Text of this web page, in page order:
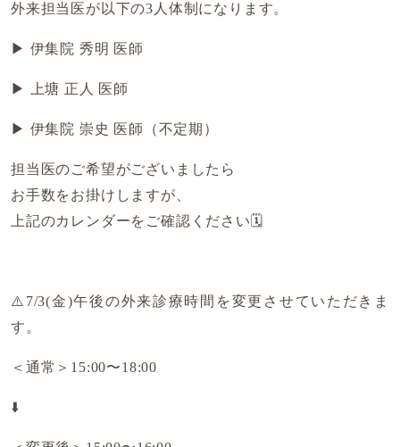
外来担当医が以下の3人体制になります。
▶︎ 伊集院 秀明 医師
▶︎ 上塘 正人 医師
▶︎ 伊集院 崇史 医師（不定期）
担当医のご希望がございましたら
お手数をお掛けしますが、
上記のカレンダーをご確認ください🗓️
⚠️7/3(金)午後の外来診療時間を変更させていただきま
す。
＜通常＞15:00〜18:00
⬇️